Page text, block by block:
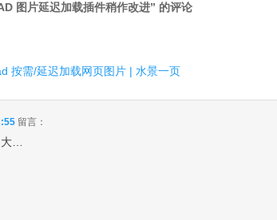
图片延迟加载插件稍作改进” 的评论
按需/延迟加载网页图片 | 水景一页
留言：
…